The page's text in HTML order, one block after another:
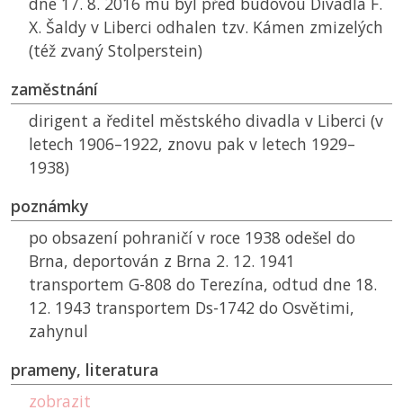
X. Šaldy v Liberci odhalen tzv. Kámen zmizelých
(též zvaný Stolperstein)
zaměstnání
dirigent a ředitel městského divadla v Liberci (v
letech 1906–1922, znovu pak v letech 1929–
1938)
poznámky
po obsazení pohraničí v roce 1938 odešel do
Brna, deportován z Brna 2. 12. 1941
transportem G-808 do Terezína, odtud dne 18.
12. 1943 transportem Ds-1742 do Osvětimi,
zahynul
prameny, literatura
zobrazit